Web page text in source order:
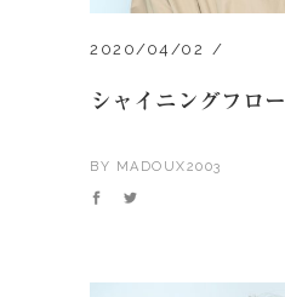
2020/04/02
シャイニングフロー
BY MADOUX2003